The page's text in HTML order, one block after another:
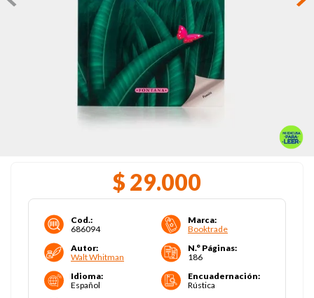
$ 29.000
Cod.:
686094
Marca:
Booktrade
Autor:
Walt Whitman
N.° Páginas:
186
Idioma:
Español
Encuadernación:
Rústica